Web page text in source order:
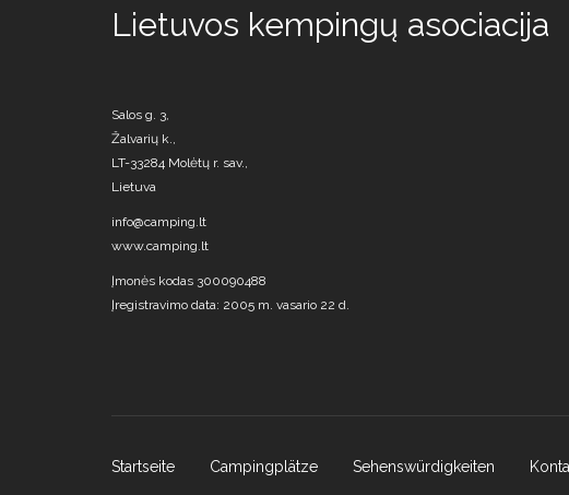
Lietuvos kempingų asociacija
Salos g. 3,
Žalvarių k.,
LT-33284 Molėtų r. sav.,
Lietuva
info@camping.lt
www.camping.lt
Įmonės kodas 300090488
Įregistravimo data: 2005 m. vasario 22 d.
Startseite Campingplätze Sehenswürdigkeiten